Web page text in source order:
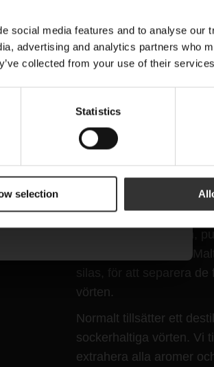
social media features and to analyse our
advertising and analytics partners who
collected from your use of their
Statistics
selection MÄSKNING
Den blötlagda, krossade
bryggvatten i kvarnen,
sparringen fortsätter.
silas, för att separera
vörten.
Normalt tillsätter ett
sockerhaltiga vörten. Vi
extrahera alla aromer
E-post